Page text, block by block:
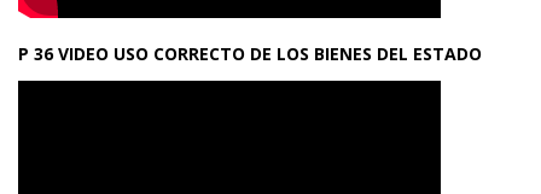
P 36 VIDEO USO CORRECTO DE LOS BIENES DEL ESTADO